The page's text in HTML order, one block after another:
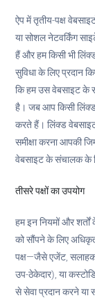
ऐप में तृतीय-पक्ष
या सोशल नेटवर्किंग
हैं और हम किसी भी
सुविधा के लिए प्रदान
कि हम उस वेबसाइट के
है। जब आप किसी
करते हैं। लिंक्ड
समीक्षा करना आपकी
वेबसाइट के संचालक के
तीसरे पक्षों का उपयोग
हम इन नियमों और
को सौंपने के लिए
पक्ष—जैसे एजेंट,
उप-ठेकेदार), या
से सेवा प्रदान करने या